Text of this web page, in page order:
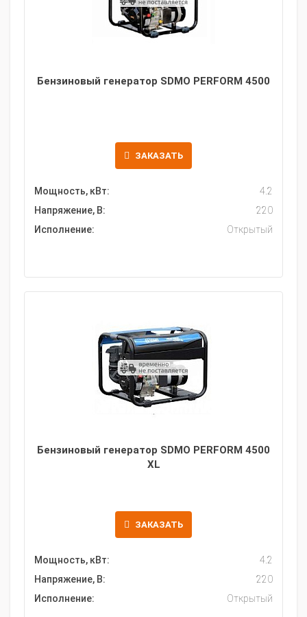
Бензиновый генератор SDMO PERFORM 4500
ЗАКАЗАТЬ
Мощность, кВт:
4.2
Напряжение, В:
220
Исполнение:
Открытый
Бензиновый генератор SDMO PERFORM 4500
XL
ЗАКАЗАТЬ
Мощность, кВт:
4.2
Напряжение, В:
220
Исполнение:
Открытый